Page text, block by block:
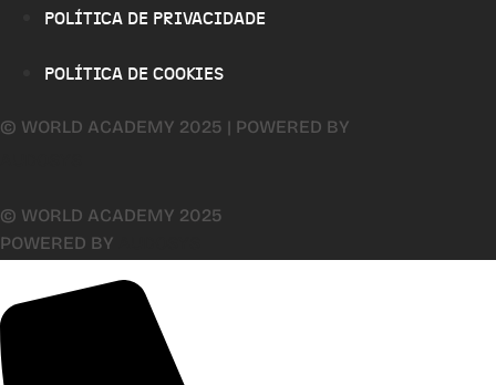
POLÍTICA DE PRIVACIDADE
POLÍTICA DE COOKIES
© WORLD ACADEMY 2025 | POWERED BY
© WORLD ACADEMY 2025
POWERED BY